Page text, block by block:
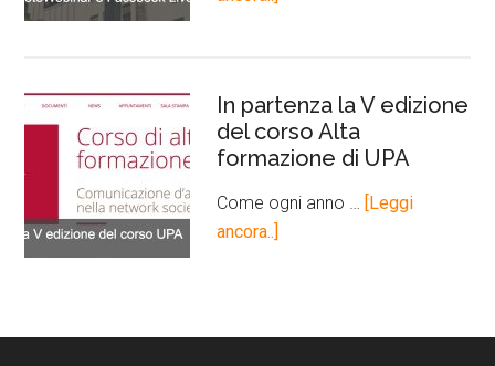
In partenza la V edizione
del corso Alta
formazione di UPA
Come ogni anno …
[Leggi
ancora..]